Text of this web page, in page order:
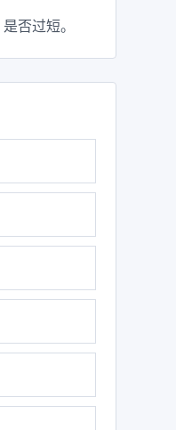
否过短。